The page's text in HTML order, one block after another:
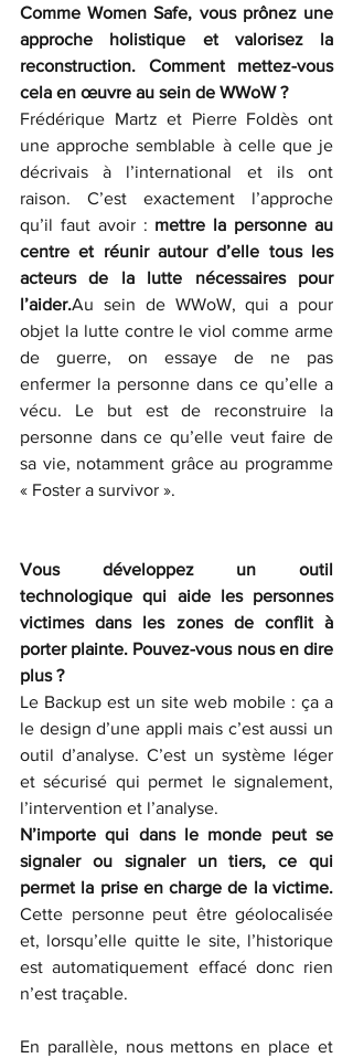
Comme Women Safe, vous prônez une
approche holistique et valorisez la
reconstruction. Comment mettez-vous
cela en œuvre au sein de WWoW ?
Frédérique Martz et Pierre Foldès ont
une approche semblable à celle que je
décrivais à l’international et ils ont
raison. C’est exactement l’approche
qu’il faut avoir : mettre la personne au
centre et réunir autour d’elle tous les
acteurs de la lutte nécessaires pour
l’aider.Au sein de WWoW, qui a pour
objet la lutte contre le viol comme arme
de guerre, on essaye de ne pas
enfermer la personne dans ce qu’elle a
vécu. Le but est de reconstruire la
personne dans ce qu’elle veut faire de
sa vie, notamment grâce au programme
« Foster a survivor ».
Vous développez un outil
technologique qui aide les personnes
victimes dans les zones de conflit à
porter plainte. Pouvez-vous nous en dire
plus ?
Le Backup est un site web mobile : ça a
le design d’une appli mais c’est aussi un
outil d’analyse. C’est un système léger
et sécurisé qui permet le signalement,
l’intervention et l’analyse.
N’importe qui dans le monde peut se
signaler ou signaler un tiers, ce qui
Cette personne peut être géolocalisée
et, lorsqu’elle quitte le site, l’historique
est automatiquement effacé donc rien
n’est traçable.
En parallèle, nous mettons en place et